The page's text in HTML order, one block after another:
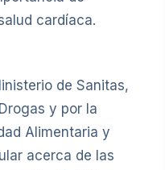
cardíaca.
de Sanitas,
y por la
Alimentaria y
acerca de las